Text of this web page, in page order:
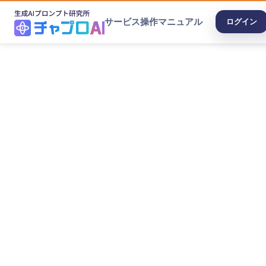
サービス操作マニュアル ログイン